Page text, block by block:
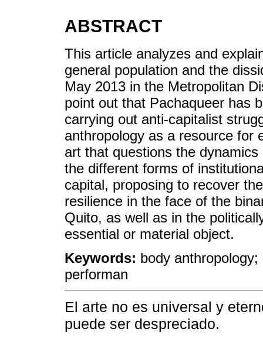
ABSTRACT
This article analyzes and
general population and the
May 2013 in the Metropolitan
point out that Pachaqueer has
carrying out anti-capitalist
anthropology as a resource for
art that questions the
the different forms of
capital, proposing to recover
resilience in the face of the
Quito, as well as in the
essential or material object.
Keywords: body
performan
El arte no es universal y
puede ser despreciado.